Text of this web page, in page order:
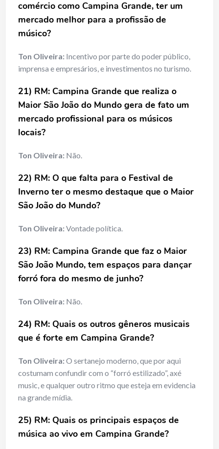
comércio como Campina Grande, ter um
mercado melhor para a profissão de
músico?
Ton Oliveira: Incentivo por parte do poder público,
imprensa e empresários, e investimentos no turismo.
21) RM: Campina Grande que realiza o
Maior São João do Mundo gera de fato um
mercado profissional para os músicos
locais?
Ton Oliveira: Não.
22) RM: O que falta para o Festival de
Inverno ter o mesmo destaque que o Maior
São João do Mundo?
Ton Oliveira:Vontade política.
23) RM: Campina Grande que faz o Maior
São João Mundo, tem espaços para dançar
forró fora do mesmo de junho?
Ton Oliveira: Não.
24) RM: Quais os outros gêneros musicais
que é forte em Campina Grande?
Ton Oliveira:O sertanejo moderno, que por aqui
costumam confundir com o “forró estilizado”, axé
music, e qualquer outro ritmo que esteja em evidencia
na grande mídia.
25) RM: Quais os principais espaços de
música ao vivo em Campina Grande?